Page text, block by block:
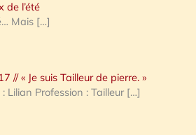
de l’été
Mais […]
// « Je suis Tailleur de pierre. »
Lilian Profession : Tailleur […]